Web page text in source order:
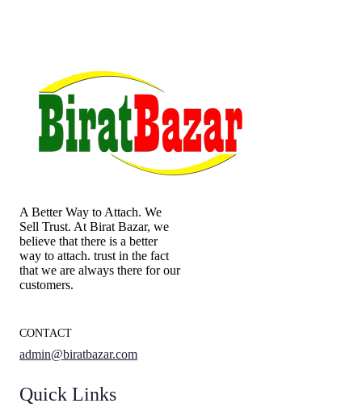
A Better Way to Attach. We
Sell Trust. At Birat Bazar, we
believe that there is a better
way to attach. trust in the fact
that we are always there for our
customers.
CONTACT
admin@biratbazar.com
Quick Links